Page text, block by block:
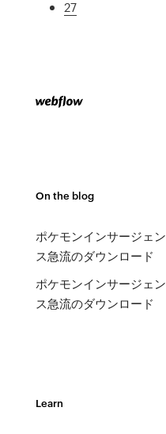
27
On the blog
ポケモンインサージェン
ス急流のダウンロード
ポケモンインサージェン
ス急流のダウンロード
Learn